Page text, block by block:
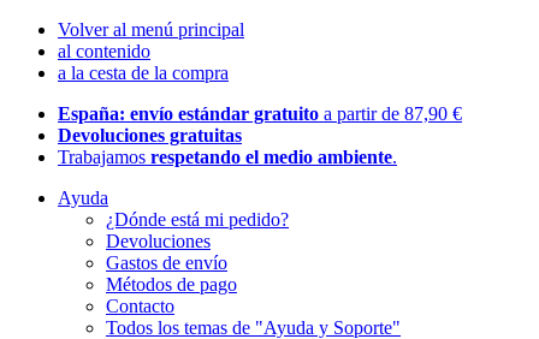
Volver al menú principal
al contenido
a la cesta de la compra
España: envío estándar gratuito a partir de 87,90 €
Devoluciones gratuitas
Trabajamos respetando el medio ambiente.
Ayuda
¿Dónde está mi pedido?
Devoluciones
Gastos de envío
Métodos de pago
Contacto
Todos los temas de "Ayuda y Soporte"